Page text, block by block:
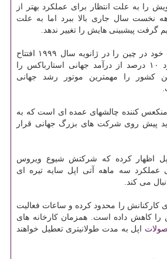
را به علت انتظار برای عملكرد بهتر از
نخست سال جاری بالا ببرد اما به علت
گرفت پیشبینی هایش را تغییر ندهد.
استارباكس اولین شعبه خود در چین را در ژانویه سال ۱۹۹۹ افتتاح
نمود. فروش چین حدود ۱۰ درصد از درآمد جهانی استارباكس را
كشور را مهمترین موتور رشد جهانی
منكعس كننده چالشهای عمده ای است كه به
پیش روی شركت های بزرگ جهانی قرار
اظهار كرده كه شركتش شیوع ویروس
عملكرد سه ماهه آتی اپل سایه تیره ای
می كند.
كاركنانش را محدود كرده و ساعات فعالیت
كاهش داده است. همزمان كارخانه های
اپل به مدت طولانیتری تعطیل خواهند